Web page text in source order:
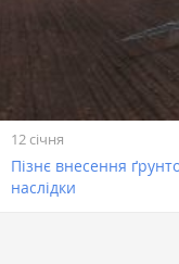
12 січня
Пізнє внесення
наслідки